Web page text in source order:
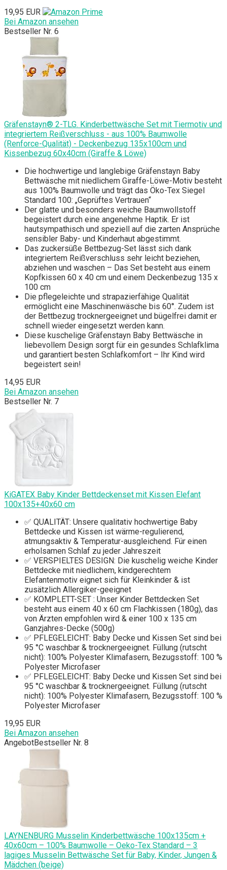
19,95 EUR
Bei Amazon ansehen
Bestseller Nr. 6
Gräfenstayn® 2-TLG. Kinderbettwäsche Set mit Tiermotiv und
integriertem Reißverschluss - aus 100% Baumwolle
(Renforce-Qualität) - Deckenbezug 135x100cm und
Kissenbezug 60x40cm (Giraffe & Löwe)
Die hochwertige und langlebige Gräfenstayn Baby
Bettwäsche mit niedlichem Giraffe-Löwe-Motiv besteht
aus 100% Baumwolle und trägt das Öko-Tex Siegel
Standard 100: „Geprüftes Vertrauen“
Der glatte und besonders weiche Baumwollstoff
begeistert durch eine angenehme Haptik. Er ist
hautsympathisch und speziell auf die zarten Ansprüche
sensibler Baby- und Kinderhaut abgestimmt.
Das zuckersüße Bettbezug-Set lässt sich dank
integriertem Reißverschluss sehr leicht beziehen,
abziehen und waschen – Das Set besteht aus einem
Kopfkissen 60 x 40 cm und einem Deckenbezug 135 x
100 cm
Die pflegeleichte und strapazierfähige Qualität
ermöglicht eine Maschinenwäsche bis 60°. Zudem ist
der Bettbezug trocknergeeignet und bügelfrei damit er
schnell wieder eingesetzt werden kann.
Diese kuschelige Gräfenstayn Baby Bettwäsche in
liebevollem Design sorgt für ein gesundes Schlafklima
und garantiert besten Schlafkomfort – Ihr Kind wird
begeistert sein!
14,95 EUR
Bei Amazon ansehen
Bestseller Nr. 7
KiGATEX Baby Kinder Bettdeckenset mit Kissen Elefant
100x135+40x60 cm
✅ QUALITÄT: Unsere qualitativ hochwertige Baby
Bettdecke und Kissen ist wärme-regulierend,
atmungsaktiv & Temperatur-ausgleichend. Für einen
erholsamen Schlaf zu jeder Jahreszeit
✅ VERSPIELTES DESIGN: Die kuschelig weiche Kinder
Bettdecke mit niedlichem, kindgerechtem
Elefantenmotiv eignet sich für Kleinkinder & ist
zusätzlich Allergiker-geeignet
✅ KOMPLETT-SET : Unser Kinder Bettdecken Set
besteht aus einem 40 x 60 cm Flachkissen (180g), das
von Ärzten empfohlen wird & einer 100 x 135 cm
Ganzjahres-Decke (500g)
✅ PFLEGELEICHT: Baby Decke und Kissen Set sind bei
95 °C waschbar & trocknergeeignet. Füllung (rutscht
nicht): 100% Polyester Klimafasern, Bezugsstoff: 100 %
Polyester Microfaser
✅ PFLEGELEICHT: Baby Decke und Kissen Set sind bei
95 °C waschbar & trocknergeeignet. Füllung (rutscht
nicht): 100% Polyester Klimafasern, Bezugsstoff: 100 %
Polyester Microfaser
19,95 EUR
Bei Amazon ansehen
AngebotBestseller Nr. 8
LAYNENBURG Musselin Kinderbettwäsche 100x135cm +
40x60cm – 100% Baumwolle – Oeko-Tex Standard – 3
lagiges Musselin Bettwäsche Set für Baby, Kinder, Jungen &
Mädchen (beige)